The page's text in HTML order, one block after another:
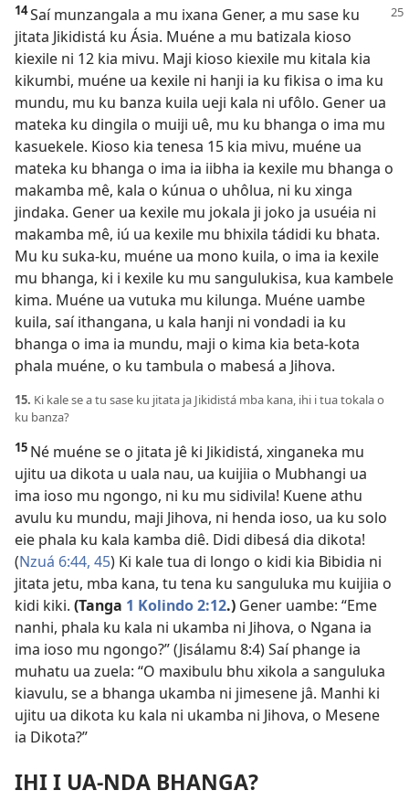
14Saí munzangala a mu ixana Gener, a mu sase ku
jitata Jikidistá ku Ásia. Muéne a mu batizala kioso
kiexile ni 12 kia mivu. Maji kioso kiexile mu kitala kia
kikumbi, muéne ua kexile ni hanji ia ku fikisa o ima ku
mundu, mu ku banza kuila ueji kala ni ufôlo. Gener ua
mateka ku dingila o muiji uê, mu ku bhanga o ima mu
kasuekele. Kioso kia tenesa 15 kia mivu, muéne ua
mateka ku bhanga o ima ia iibha ia kexile mu bhanga o
makamba mê, kala o kúnua o uhôlua, ni ku xinga
jindaka. Gener ua kexile mu jokala ji joko ja usuéia ni
makamba mê, iú ua kexile mu bhixila tádidi ku bhata.
Mu ku suka-ku, muéne ua mono kuila, o ima ia kexile
mu bhanga, ki i kexile ku mu sangulukisa, kua kambele
kima. Muéne ua vutuka mu kilunga. Muéne uambe
kuila, saí ithangana, u kala hanji ni vondadi ia ku
bhanga o ima ia mundu, maji o kima kia beta-kota
phala muéne, o ku tambula o mabesá a Jihova.
15. Ki kale se a tu sase ku jitata ja Jikidistá mba kana, ihi i tua tokala o
ku banza?
15 Né muéne se o jitata jê ki Jikidistá, xinganeka mu
ujitu ua dikota u uala nau, ua kuijiia o Mubhangi ua
ima ioso mu ngongo, ni ku mu sidivila! Kuene athu
avulu ku mundu, maji Jihova, ni henda ioso, ua ku solo
eie phala ku kala kamba diê. Didi dibesá dia dikota!
(Nzuá 6:44, 45) Ki kale tua di longo o kidi kia Bibidia ni
jitata jetu, mba kana, tu tena ku sanguluka mu kuijiia o
kidi kiki. (Tanga 1 Kolindo 2:12.) Gener uambe: “Eme
nanhi, phala ku kala ni ukamba ni Jihova, o Ngana ia
ima ioso mu ngongo?” (Jisálamu 8:4) Saí phange ia
muhatu ua zuela: “O maxibulu bhu xikola a sanguluka
kiavulu, se a bhanga ukamba ni jimesene jâ. Manhi ki
ujitu ua dikota ku kala ni ukamba ni Jihova, o Mesene
ia Dikota?”
IHI I UA-NDA BHANGA?